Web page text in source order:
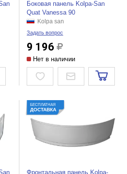
Боковая панель Kolpa-San
Quat Vanessa 90
Kolpa san
Задать вопрос
9 196
Нет в наличии
БЕСПЛАТНАЯ
ДОСТАВКА
Фронтальная панель Kolpa-